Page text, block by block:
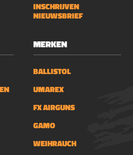
INSCHRIJVEN
NIEUWSBRIEF
MERKEN
BALLISTOL
UMAREX
FX AIRGUNS
GAMO
WEIHRAUCH